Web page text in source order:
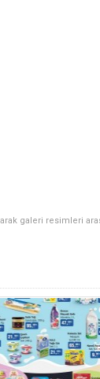
galeri resimleri